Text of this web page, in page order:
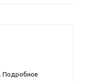
Подробное